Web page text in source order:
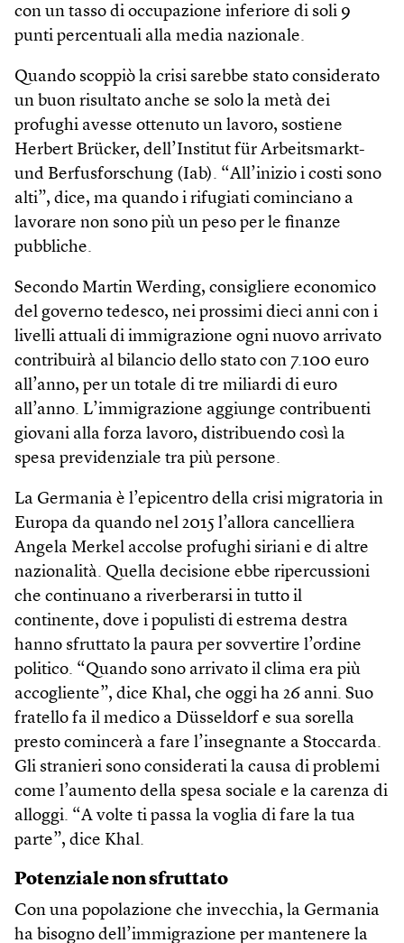
con un tasso di occupazione inferiore di soli 9
punti percentuali alla media nazionale.
Quando scoppiò la crisi sarebbe stato considerato
un buon risultato anche se solo la metà dei
profughi avesse ottenuto un lavoro, sostiene
Herbert Brücker, dell’Institut für Arbeitsmarkt-
und Berfusforschung (Iab). “All’inizio i costi sono
alti”, dice, ma quando i rifugiati cominciano a
lavorare non sono più un peso per le finanze
pubbliche.
Secondo Martin Werding, consigliere economico
del governo tedesco, nei prossimi dieci anni con i
livelli attuali di immigrazione ogni nuovo arrivato
contribuirà al bilancio dello stato con 7.100 euro
all’anno, per un totale di tre miliardi di euro
all’anno. L’immigrazione aggiunge contribuenti
giovani alla forza lavoro, distribuendo così la
spesa previdenziale tra più persone.
La Germania è l’epicentro della crisi migratoria in
Europa da quando nel 2015 l’allora cancelliera
Angela Merkel accolse profughi siriani e di altre
nazionalità. Quella decisione ebbe ripercussioni
che continuano a riverberarsi in tutto il
continente, dove i populisti di estrema destra
hanno sfruttato la paura per sovvertire l’ordine
politico. “Quando sono arrivato il clima era più
accogliente”, dice Khal, che oggi ha 26 anni. Suo
fratello fa il medico a Düsseldorf e sua sorella
presto comincerà a fare l’insegnante a Stoccarda.
Gli stranieri sono considerati la causa di problemi
come l’aumento della spesa sociale e la carenza di
alloggi. “A volte ti passa la voglia di fare la tua
parte”, dice Khal.
Potenziale non sfruttato
Con una popolazione che invecchia, la Germania
ha bisogno dell’immigrazione per mantenere la